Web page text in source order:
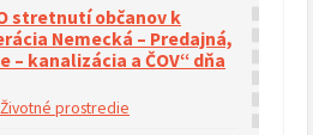
stretnutí občanov k
Nemecká – Predajná,
– kanalizácia a ČOV“ dňa
Životné prostredie